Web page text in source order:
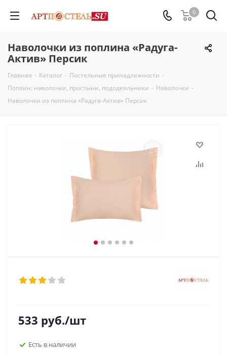
0
Наволочки из поплина «Радуга-
Актив» Персик
Главная - Каталог - Постельные принадлежности -
Поплин: наволочки, простыни, пододеяльники - Наволочки -
Наволочки из поплина «Радуга-Актив» Персик
533 руб./шт
Есть в наличии